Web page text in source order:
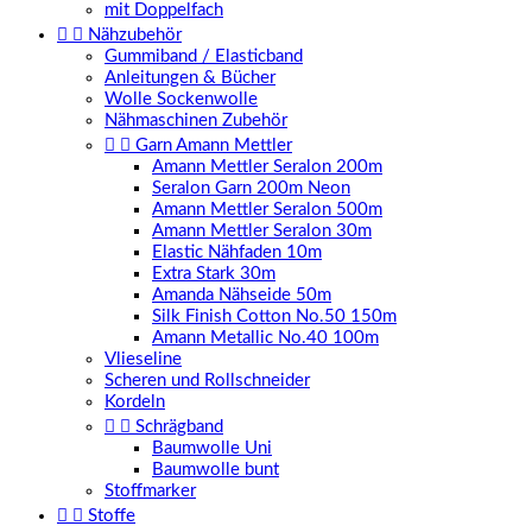
mit Doppelfach
  Nähzubehör
Gummiband / Elasticband
Anleitungen & Bücher
Wolle Sockenwolle
Nähmaschinen Zubehör
  Garn Amann Mettler
Amann Mettler Seralon 200m
Seralon Garn 200m Neon
Amann Mettler Seralon 500m
Amann Mettler Seralon 30m
Elastic Nähfaden 10m
Extra Stark 30m
Amanda Nähseide 50m
Silk Finish Cotton No.50 150m
Amann Metallic No.40 100m
Vlieseline
Scheren und Rollschneider
Kordeln
  Schrägband
Baumwolle Uni
Baumwolle bunt
Stoffmarker
  Stoffe